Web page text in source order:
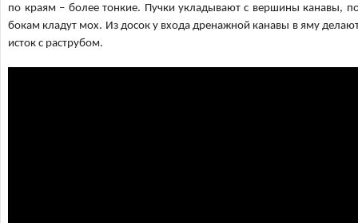
по краям – более тонкие. Пучки укладывают с вершины канавы,
бокам кладут мох. Из досок у входа дренажной канавы в яму
исток с раструбом.